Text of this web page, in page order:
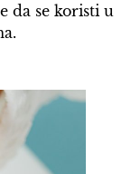
da se koristi u